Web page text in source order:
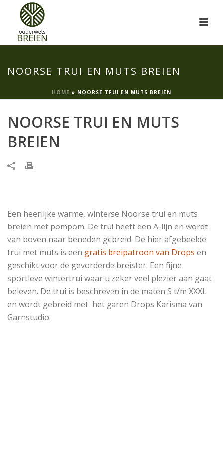
NOORSE TRUI EN MUTS BREIEN
HOME » NOORSE TRUI EN MUTS BREIEN
NOORSE TRUI EN MUTS
BREIEN
Een heerlijke warme, winterse Noorse trui en muts
breien met pompom. De trui heeft een A-lijn en wordt
van boven naar beneden gebreid. De hier afgebeelde
trui met muts is een gratis breipatroon van Drops en
geschikt voor de gevorderde breister. Een fijne
sportieve wintertrui waar u zeker veel plezier aan gaat
beleven. De trui is beschreven in de maten S t/m XXXL
en wordt gebreid met het garen Drops Karisma van
Garnstudio.